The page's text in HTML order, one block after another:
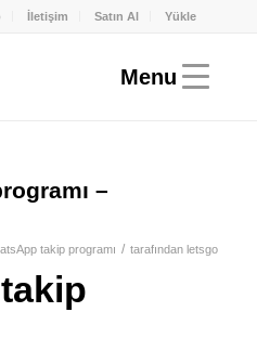
İletişim Satın Al Yükle
–
takip programı / tarafından letsgo